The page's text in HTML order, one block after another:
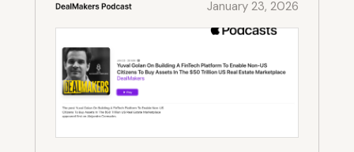
January 23, 2026